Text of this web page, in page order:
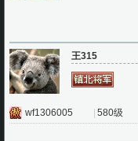
王315
wf1306005 580级